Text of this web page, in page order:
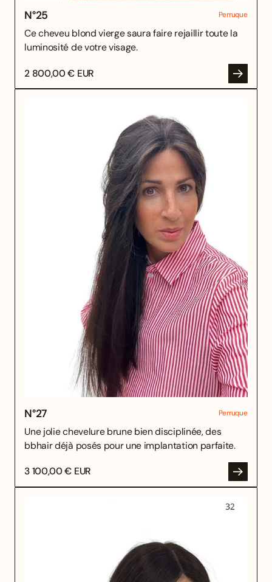
N°25 Perruque
Ce cheveu blond vierge saura faire rejaillir toute la
luminosité de votre visage.
2 800,00 € EUR
N°27 Perruque
Une jolie chevelure brune bien disciplinée, des
bbhair déjà posés pour une implantation parfaite.
3 100,00 € EUR